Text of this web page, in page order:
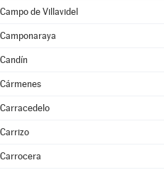
Campo de Villavidel
Camponaraya
Candín
Cármenes
Carracedelo
Carrizo
Carrocera